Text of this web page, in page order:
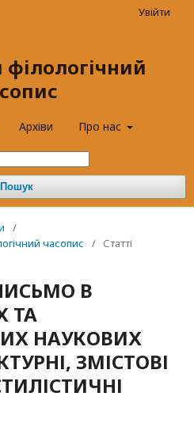
філологічний
Архіви Про нас
Пошук
Увійти
/
часопис
/ Статті
В
ТА
НАУКОВИХ
ЗМІСТОВІ